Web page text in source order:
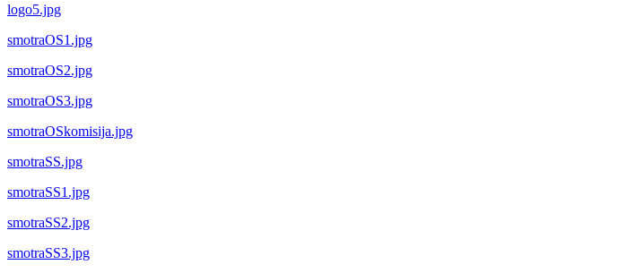
logo5.jpg
smotraOS1.jpg
smotraOS2.jpg
smotraOS3.jpg
smotraOSkomisija.jpg
smotraSS.jpg
smotraSS1.jpg
smotraSS2.jpg
smotraSS3.jpg